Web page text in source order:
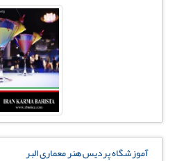
آموزشگاه پردیس هنر معماری البر